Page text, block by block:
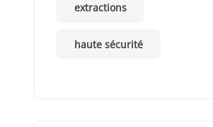
extractions
haute sécurité